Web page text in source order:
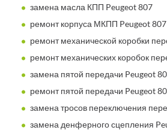
замена масла КПП Peugeot 807
ремонт корпуса МКПП Peugeot 807
ремонт механической коробки
ремонт механических коробок
замена пятой передачи Peugeot
ремонт пятой передачи Peugeot
замена тросов переключения
замена денферного сцепления